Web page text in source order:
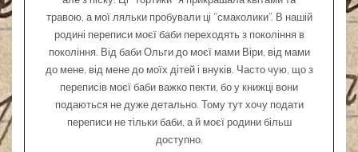
травою, а мої ляльки пробували ці “смаколики”. В нашій
родині переписи моєї баби переходять з покоління в
покоління. Від баби Ольги до моєї мами Віри, від мами
до мене, від мене до моїх дітей і внуків. Часто чую, що з
переписів моєї баби важко пекти, бо у книжці вони
подаються не дуже детально. Тому тут хочу подати
переписи не тільки баби, а й моєї родини більш
доступно.